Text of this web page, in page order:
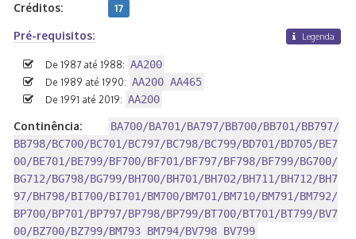
Créditos: 17
Pré-requisitos: Legenda
De 1987 até 1988: AA200
De 1989 até 1990: AA200 AA465
De 1991 até 2019: AA200
Continência:
BA700/BA701/BA797/BB700/BB701/BB797/
BB798/BC700/BC701/BC797/BC798/BC799/BD701/BD705/BE7
00/BE701/BE799/BF700/BF701/BF797/BF798/BF799/BG700/
BG712/BG798/BG799/BH700/BH701/BH702/BH711/BH712/BH7
97/BH798/BI700/BI701/BM700/BM701/BM710/BM791/BM792/
BP700/BP701/BP797/BP798/BP799/BT700/BT701/BT799/BV7
00/BZ700/BZ799/BM793 BM794/BV798 BV799